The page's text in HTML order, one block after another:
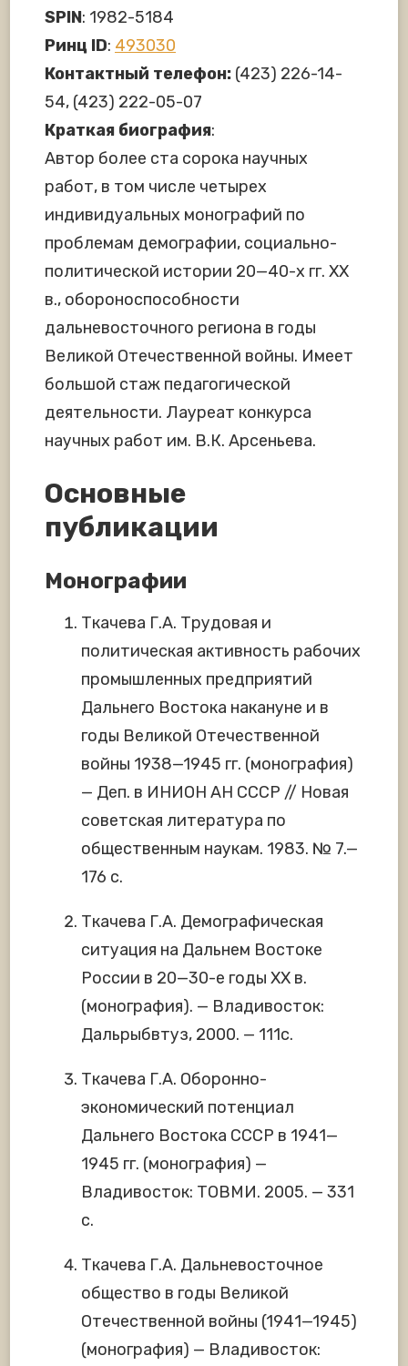
SPIN: 1982-5184
Ринц ID: 493030
Контактный телефон: (423) 226-14-
54, (423) 222-05-07
Краткая биография:
Автор более ста сорока научных
работ, в том числе четырех
индивидуальных монографий по
проблемам демографии, социально-
политической истории 20—40-х гг. ХХ
в., обороноспособности
дальневосточного региона в годы
Великой Отечественной войны. Имеет
большой стаж педагогической
деятельности. Лауреат конкурса
научных работ им. В.К. Арсеньева.
Основные
публикации
Монографии
Ткачева Г.А. Трудовая и
политическая активность рабочих
промышленных предприятий
Дальнего Востока накануне и в
годы Великой Отечественной
войны 1938—1945 гг. (монография)
— Деп. в ИНИОН АН СССР // Новая
советская литература по
общественным наукам. 1983. № 7.—
176 с.
Ткачева Г.А. Демографическая
ситуация на Дальнем Востоке
России в 20—30-е годы ХХ в.
(монография). — Владивосток:
Дальрыбвтуз, 2000. — 111с.
Ткачева Г.А. Оборонно-
экономический потенциал
Дальнего Востока СССР в 1941—
1945 гг. (монография) —
Владивосток: ТОВМИ. 2005. — 331
с.
Ткачева Г.А. Дальневосточное
общество в годы Великой
Отечественной войны (1941—1945)
(монография) — Владивосток: